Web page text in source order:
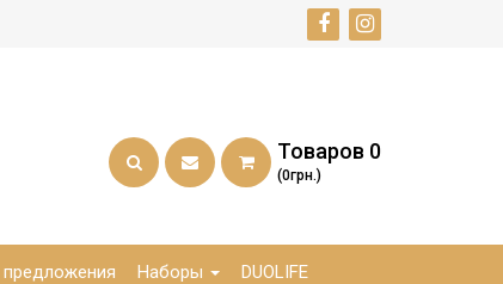
Товаров 0
(0грн.)
Наборы DUOLIFE